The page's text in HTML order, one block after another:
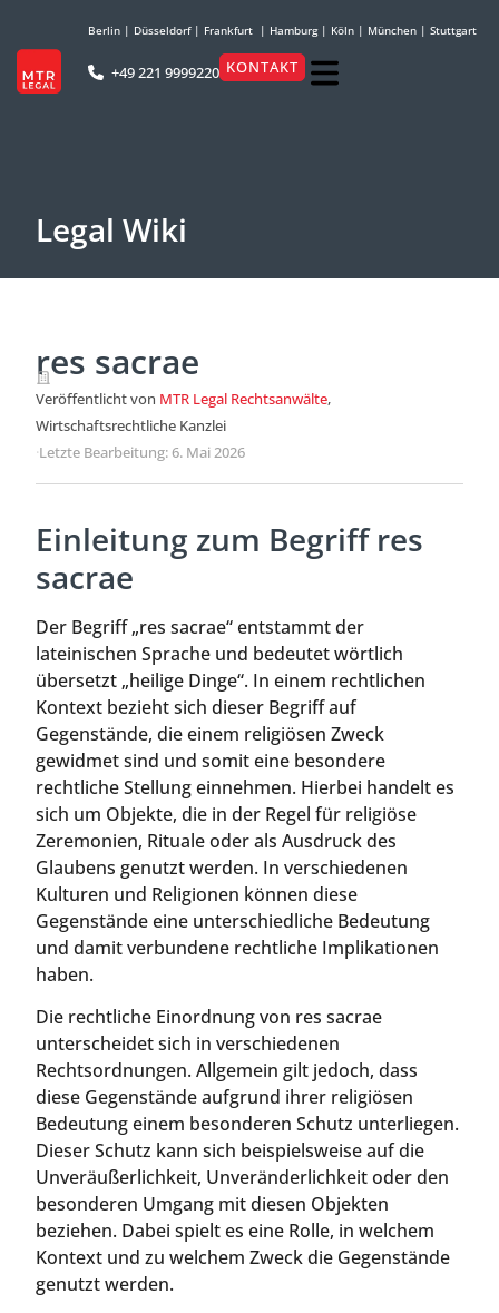
Berlin | Düsseldorf| Frankfurt | Hamburg| Köln | München | Stuttgart
+49 221 9999220 KONTAKT
Legal Wiki
res sacrae
Veröffentlicht von MTR Legal Rechtsanwälte,
Wirtschaftsrechtliche Kanzlei
·Letzte Bearbeitung: 6. Mai 2026
Einleitung zum Begriff res
sacrae
Der Begriff „res sacrae“ entstammt der
lateinischen Sprache und bedeutet wörtlich
übersetzt „heilige Dinge“. In einem rechtlichen
Kontext bezieht sich dieser Begriff auf
Gegenstände, die einem religiösen Zweck
gewidmet sind und somit eine besondere
rechtliche Stellung einnehmen. Hierbei handelt es
sich um Objekte, die in der Regel für religiöse
Zeremonien, Rituale oder als Ausdruck des
Glaubens genutzt werden. In verschiedenen
Kulturen und Religionen können diese
Gegenstände eine unterschiedliche Bedeutung
und damit verbundene rechtliche Implikationen
haben.
Die rechtliche Einordnung von res sacrae
unterscheidet sich in verschiedenen
Rechtsordnungen. Allgemein gilt jedoch, dass
diese Gegenstände aufgrund ihrer religiösen
Bedeutung einem besonderen Schutz unterliegen.
Dieser Schutz kann sich beispielsweise auf die
Unveräußerlichkeit, Unveränderlichkeit oder den
besonderen Umgang mit diesen Objekten
beziehen. Dabei spielt es eine Rolle, in welchem
Kontext und zu welchem Zweck die Gegenstände
genutzt werden.